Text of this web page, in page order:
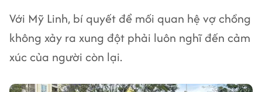
Với Mỹ Linh, bí quyết để mối quan hệ vợ chồng
không xảy ra xung đột phải luôn nghĩ đến cảm
xúc của người còn lại.